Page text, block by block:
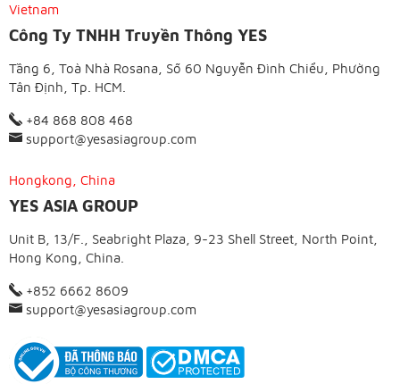
Vietnam
Công Ty TNHH Truyền Thông YES
Tầng 6, Toà Nhà Rosana, Số 60 Nguyễn Đình Chiểu, Phường
Tân Định, Tp. HCM.
+84 868 808 468
support@yesasiagroup.com
Hongkong, China
YES ASIA GROUP
Unit B, 13/F., Seabright Plaza, 9-23 Shell Street, North Point,
Hong Kong, China.
+852 6662 8609
support@yesasiagroup.com